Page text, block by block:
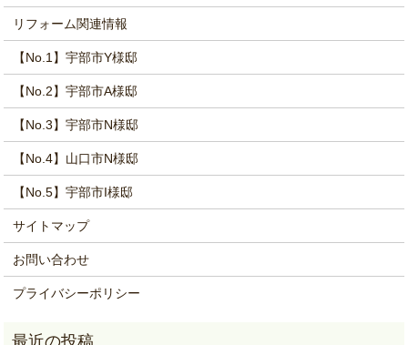
リフォーム関連情報
【No.1】宇部市Y様邸
【No.2】宇部市A様邸
【No.3】宇部市N様邸
【No.4】山口市N様邸
【No.5】宇部市I様邸
サイトマップ
お問い合わせ
プライバシーポリシー